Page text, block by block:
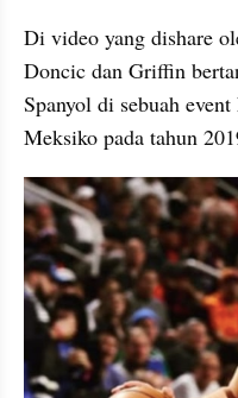
Di video yang dishare
Doncic dan Griffin
Spanyol di sebuah
Meksiko pada tahun